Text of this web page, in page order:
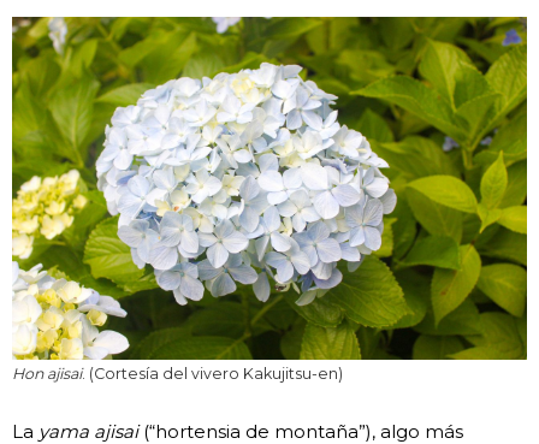
Hon ajisai. (Cortesía del vivero Kakujitsu-en)
La yama ajisai(“hortensia de montaña”), algo más